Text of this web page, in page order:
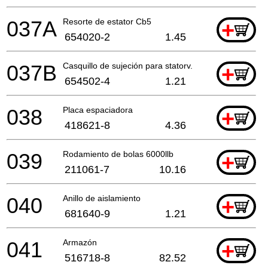
Resorte de estator Cb5 +
037A 654020-2 1.45
Casquillo de sujeción para statorv. 2mm +
037B 654502-4 1.21
Placa espaciadora +
038 418621-8 4.36
Rodamiento de bolas 6000llb +
039 211061-7 10.16
Anillo de aislamiento +
040 681640-9 1.21
Armazón +
041 516718-8 82.52